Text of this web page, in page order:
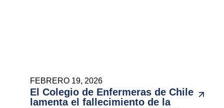
FEBRERO 19, 2026
El Colegio de Enfermeras de Chile
lamenta el fallecimiento de la